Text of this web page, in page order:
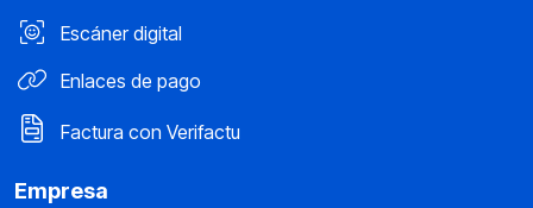
Escáner digital
Enlaces de pago
Factura con Verifactu
Empresa